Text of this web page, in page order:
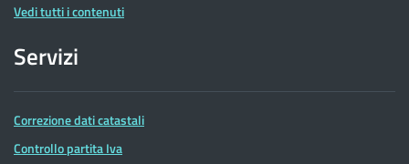
Vedi tutti i contenuti
Servizi
Correzione dati catastali
Controllo partita Iva